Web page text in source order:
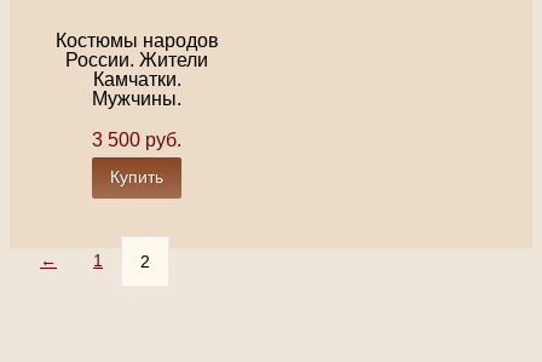
Костюмы народов
России. Жители
Камчатки.
Мужчины.
3 500 руб.
Купить
← 1 2